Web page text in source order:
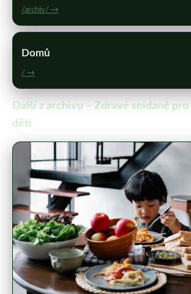
/archiv/ →
Domů
/ →
Další z archivu – Zdravé snídaně pro
děti